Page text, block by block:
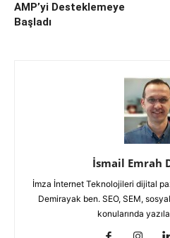
AMP’yi Desteklemeye
Başladı
İsmail Emrah
İmza İnternet Teknolojileri dijital
Demirayak ben. SEO, SEM,
konularında